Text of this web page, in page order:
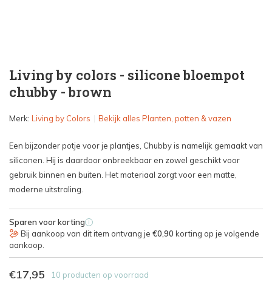
Living by colors - silicone bloempot
chubby - brown
Merk: Living by Colors Bekijk alles Planten, potten & vazen
Een bijzonder potje voor je plantjes, Chubby is namelijk gemaakt van
siliconen. Hij is daardoor onbreekbaar en zowel geschikt voor
gebruik binnen en buiten. Het materiaal zorgt voor een matte,
moderne uitstraling.
Sparen voor korting i
Bij aankoop van dit item ontvang je €0,90 korting op je volgende
aankoop.
€17,95 10 producten op voorraad